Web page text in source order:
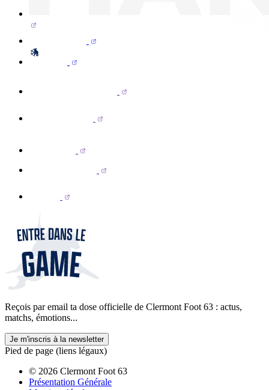
Reçois par email ta dose officielle de Clermont Foot 63 : actus,
matchs, émotions...
Je m'inscris à la newsletter
Pied de page (liens légaux)
© 2026 Clermont Foot 63
Présentation Générale